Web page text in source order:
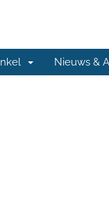
Nieuws &